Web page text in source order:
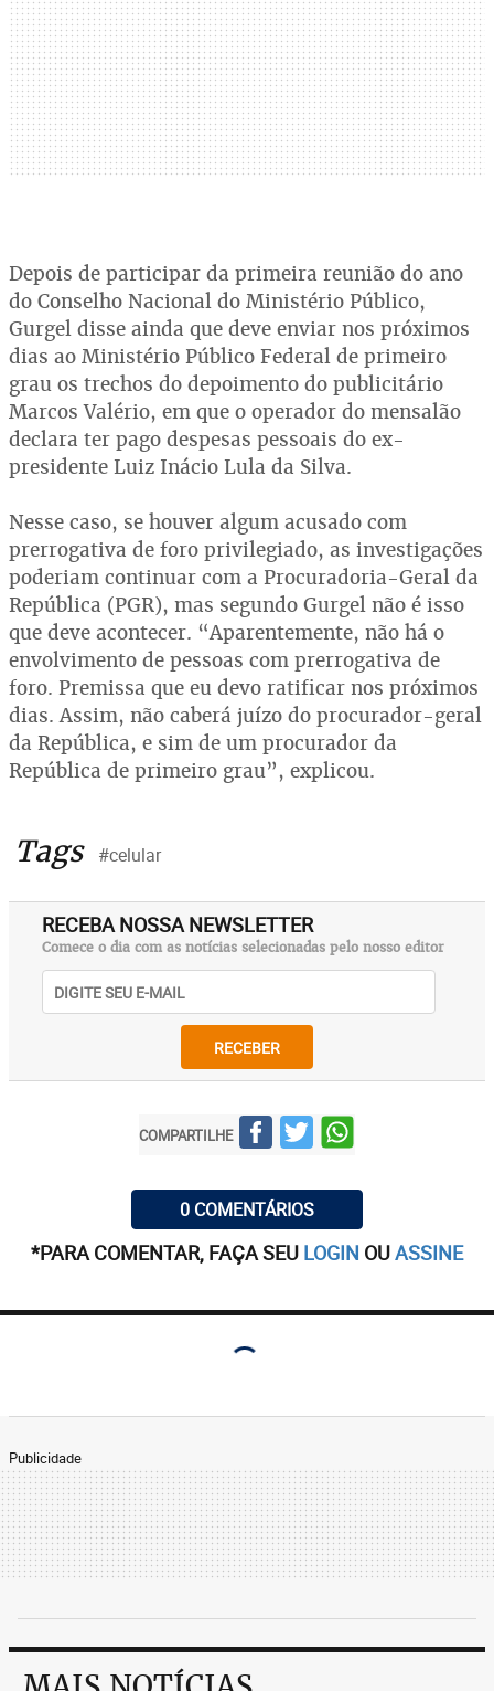
Depois de participar da primeira reunião do ano
do Conselho Nacional do Ministério Público,
Gurgel disse ainda que deve enviar nos próximos
dias ao Ministério Público Federal de primeiro
grau os trechos do depoimento do publicitário
Marcos Valério, em que o operador do mensalão
declara ter pago despesas pessoais do ex-
presidente Luiz Inácio Lula da Silva.
Nesse caso, se houver algum acusado com
prerrogativa de foro privilegiado, as investigações
poderiam continuar com a Procuradoria-Geral da
República (PGR), mas segundo Gurgel não é isso
que deve acontecer. “Aparentemente, não há o
envolvimento de pessoas com prerrogativa de
foro. Premissa que eu devo ratificar nos próximos
dias. Assim, não caberá juízo do procurador-geral
da República, e sim de um procurador da
República de primeiro grau”, explicou.
Tags #celular
RECEBA NOSSA NEWSLETTER
Comece o dia com as notícias selecionadas pelo nosso editor
RECEBER
COMPARTILHE
0 COMENTÁRIOS
*PARA COMENTAR, FAÇA SEU LOGIN OUASSINE
Publicidade